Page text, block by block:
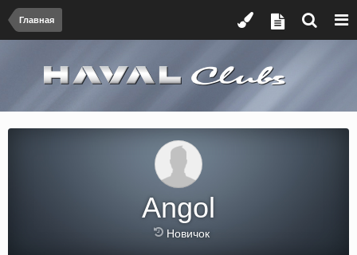
Главная
Angol
Новичок